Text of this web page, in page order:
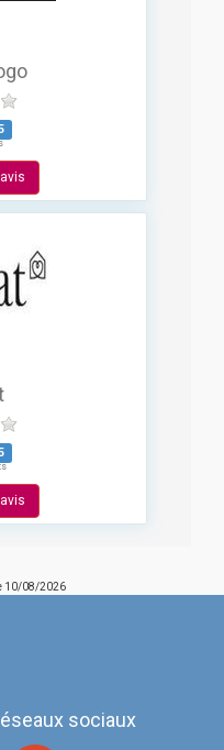
10/08/2026
sociaux